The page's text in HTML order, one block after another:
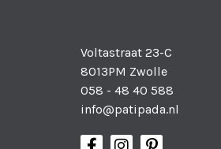
Voltastraat 23-C
8013PM Zwolle
058 - 48 40 588
info@patipada.nl